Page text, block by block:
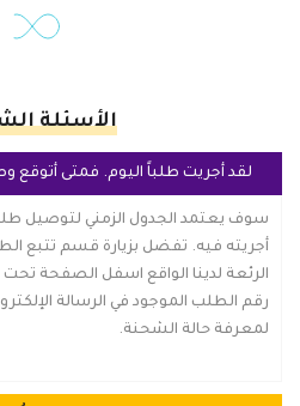
الأسئلة
لقد أجريت طلباً اليوم. فمتى
سوف يعتمد الجدول الزمني لتوصيل
أجريته فيه. تفضل بزيارة قسم تتبع
الرئعة لدينا الواقع اسفل الصفحة
رقم الطلب الموجود في الرسالة
لمعرفة حالة الشحنة.